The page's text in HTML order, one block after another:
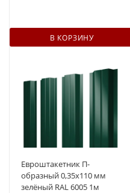
В КОРЗИНУ
Евроштакетник П-
образный 0,35x110 мм
зелёный RAL 6005 1м